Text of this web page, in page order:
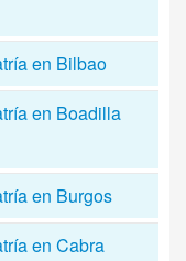
en Bilbao
en Boadilla
en Burgos
en Cabra